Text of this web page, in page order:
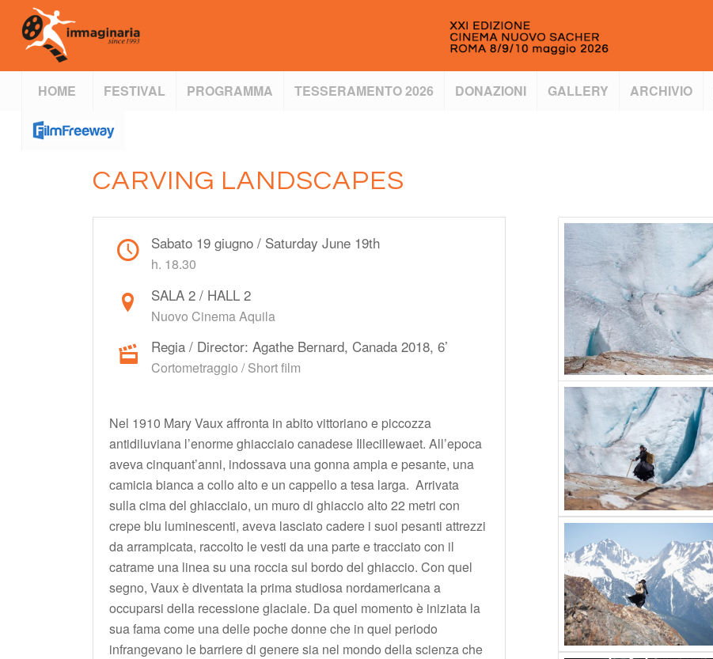
HOME FESTIVAL PROGRAMMA TESSERAMENTO 2026 DONAZIONI GALLERY ARCHIVIO
CARVING LANDSCAPES
Sabato 19 giugno / Saturday June 19th
h. 18.30
SALA 2 / HALL 2
Nuovo Cinema Aquila
Regia / Director: Agathe Bernard, Canada 2018, 6’
Cortometraggio / Short film
Nel 1910 Mary Vaux affronta in abito vittoriano e piccozza
antidiluviana l’enorme ghiacciaio canadese Illecillewaet. All’epoca
aveva cinquant’anni, indossava una gonna ampia e pesante, una
camicia bianca a collo alto e un cappello a tesa larga. Arrivata
sulla cima del ghiacciaio, un muro di ghiaccio alto 22 metri con
crepe blu luminescenti, aveva lasciato cadere i suoi pesanti attrezzi
da arrampicata, raccolto le vesti da una parte e tracciato con il
catrame una linea su una roccia sul bordo del ghiaccio. Con quel
segno, Vaux è diventata la prima studiosa nordamericana a
occuparsi della recessione glaciale. Da quel momento è iniziata la
sua fama come una delle poche donne che in quel periodo
infrangevano le barriere di genere sia nel mondo della scienza che